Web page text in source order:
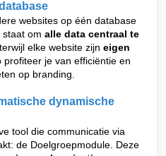
websites op één database
om alle data centraal te
, terwijl elke website zijn eigen
profiteer je van efficiëntie en
op branding.
dynamische
tool die communicatie via
de Doelgroepmodule. Deze